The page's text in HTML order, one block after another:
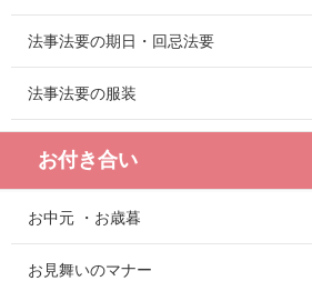
法事法要の期日・回忌法要
法事法要の服装
お付き合い
お中元 ・お歳暮
お見舞いのマナー